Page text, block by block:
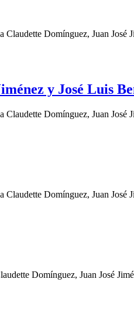
Claudette Domínguez, Juan
y José Luis
Claudette Domínguez, Juan
Claudette Domínguez, Juan
Domínguez, Juan José